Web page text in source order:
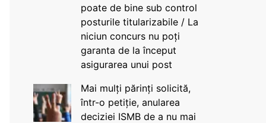
poate de bine sub control
posturile titularizabile / La
niciun concurs nu poți
garanta de la început
asigurarea unui post
Mai mulți părinți solicită,
într-o petiție, anularea
deciziei ISMB de a nu mai